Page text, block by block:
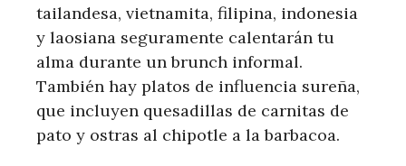
tailandesa, vietnamita, filipina, indonesia
y laosiana seguramente calentarán tu
alma durante un brunch informal.
También hay platos de influencia sureña,
que incluyen quesadillas de carnitas de
pato y ostras al chipotle a la barbacoa.